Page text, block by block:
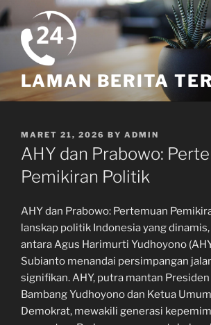
Skip
to
content
LAMAN BERITA
POSTED
ON
MARET 21, 2026 BY ADMIN
AHY dan Prabowo:
Pemikiran Politik
AHY dan Prabowo: Pertemuan
lanskap politik Indonesia yang
antara Agus Harimurti Yudhoyono
Subianto menandai persimpangan
signifikan. AHY, putra mantan
Bambang Yudhoyono dan Ketua
Demokrat, mewakili generasi